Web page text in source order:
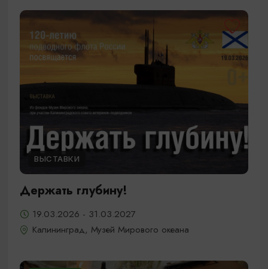
ВЫСТАВКИ
Держать глубину!
19.03.2026 - 31.03.2027
Калининград, Музей Мирового океана